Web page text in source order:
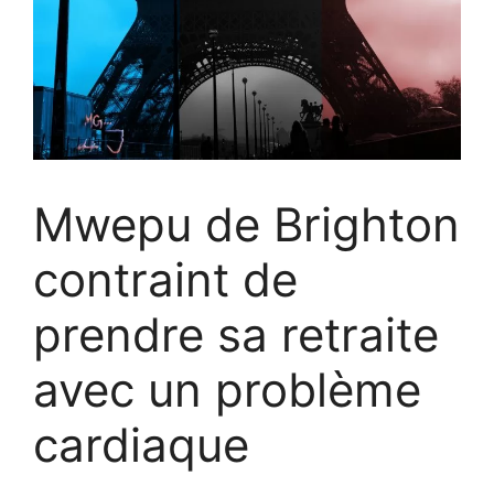
Mwepu de Brighton
contraint de
prendre sa retraite
avec un problème
cardiaque